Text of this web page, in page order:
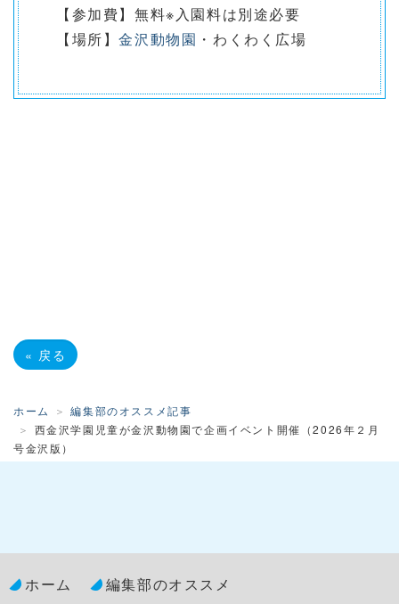
【参加費】無料※入園料は別途必要
【場所】金沢動物園 ・わくわく広場
« 戻る
ホーム
編集部のオススメ記事
西金沢学園児童が金沢動物園で企画イベント開催（2026年２月
号金沢版）
ホーム
編集部のオススメ